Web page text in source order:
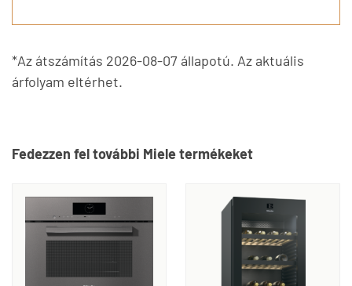
*Az átszámítás 2026-08-07 állapotú. Az aktuális
árfolyam eltérhet.
Fedezzen fel további Miele termékeket